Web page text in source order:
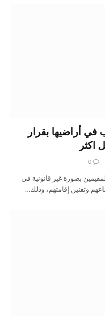
في أراضيها بقرار
اكثر
0
بصورة غير قانونية في
وتقنين إقامتهم، وذلك…